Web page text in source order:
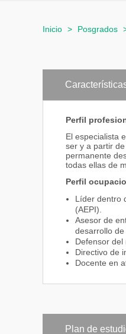
Inicio > Posgrados
Perfil
El especialista
ser y a partir
permanente
todas ellas de
Perfil
Líder dentro
(AEPI).
Asesor de
desarrollo
Defensor
Directivo de
Docente en
Plan de